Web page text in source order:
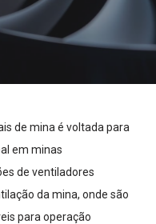
de mina é voltada para
em minas
de ventiladores
da mina, onde são
para operação